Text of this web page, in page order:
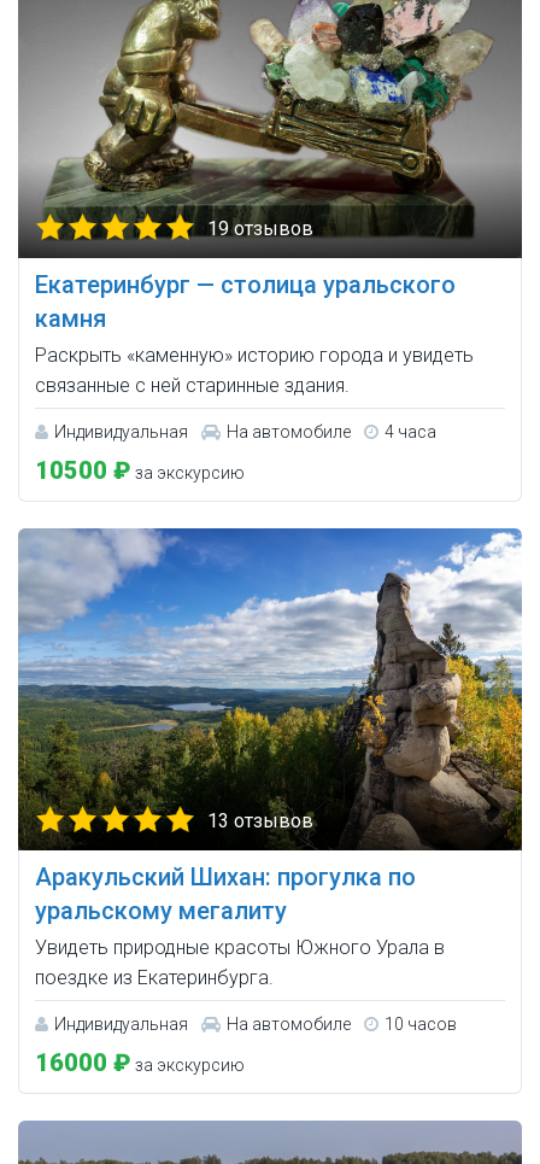
19 отзывов
Екатеринбург — столица уральского
камня
Раскрыть «каменную» историю города и увидеть
связанные с ней старинные здания.
Индивидуальная На автомобиле 4 часа
10500 ₽ за экскурсию
13 отзывов
Аракульский Шихан: прогулка по
уральскому мегалиту
Увидеть природные красоты Южного Урала в
поездке из Екатеринбурга.
Индивидуальная На автомобиле 10 часов
16000 ₽ за экскурсию